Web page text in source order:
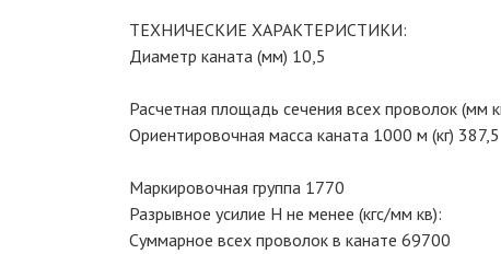
ТЕХНИЧЕСКИЕ ХАРАКТЕРИСТИКИ:
Диаметр каната (мм) 10,5
Расчетная площадь сечения всех проволок (мм
Ориентировочная масса каната 1000 м (кг) 387,5
Маркировочная группа 1770
Разрывное усилие Н не менее (кгс/мм кв):
Суммарное всех проволок в канате 69700